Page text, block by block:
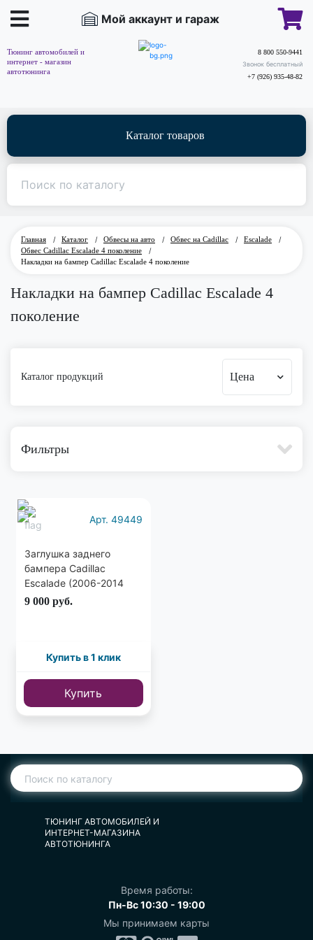
Мой аккаунт и гараж
Тюнинг автомобилей и
интернет - магазин
автотюнинга
8 800 550-9441
Звонок бесплатный
+7 (926) 935-48-82
Каталог товаров
Главная / Каталог / Обвесы на авто / Обвес на Cadillac / Escalade
/
Обвес Cadillac Escalade 4 поколение
/
Накладки на бампер Cadillac Escalade 4 поколение
Накладки на бампер Cadillac Escalade 4
поколение
Каталог продукций Цена
Фильтры
Арт. 49449
Заглушка заднего
бампера Cadillac
Escalade (2006-2014
год)
9 000 руб.
Купить в 1 клик
Купить
ТЮНИНГ АВТОМОБИЛЕЙ И
ИНТЕРНЕТ-МАГАЗИНА
АВТОТЮНИНГА
Время работы:
Пн-Вс 10:30 - 19:00
Мы принимаем карты